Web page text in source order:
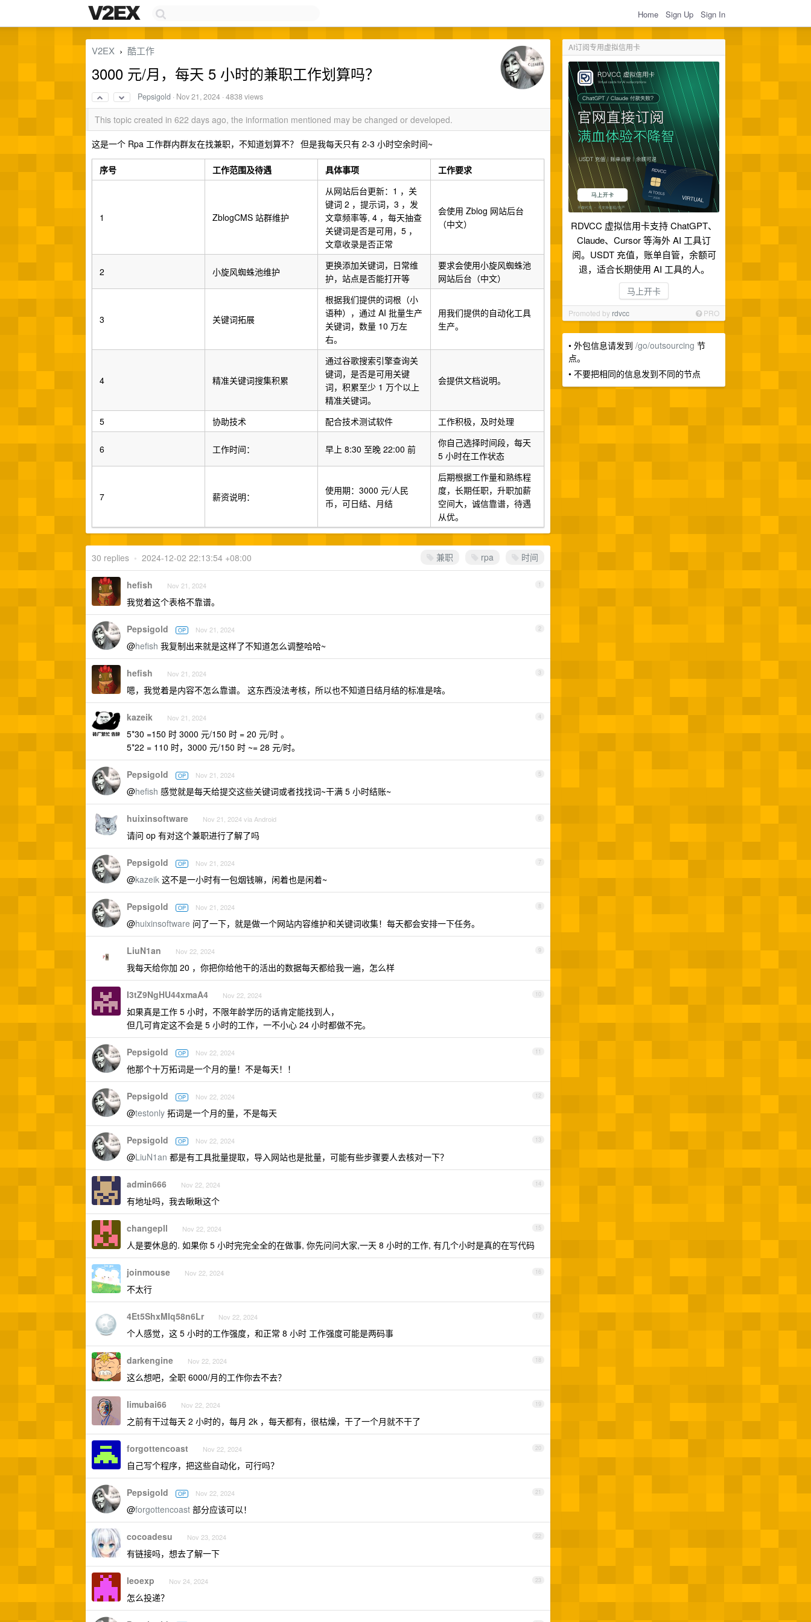
Home Sign Up Sign In
AI订阅专用虚拟信用卡
RDVCC 虚拟信用卡支持 ChatGPT、
Claude、Cursor 等海外 AI 工具订
阅。USDT 充值，账单自管，余额可
退，适合长期使用 AI 工具的人。
马上开卡
Promoted by rdvcc PRO
• 外包信息请发到 /go/outsourcing 节
点。
• 不要把相同的信息发到不同的节点
V2EX › 酷工作
3000 元/月，每天 5 小时的兼职工作划算吗？
Pepsigold · Nov 21, 2024 · 4838 views
This topic created in 622 days ago, the information mentioned may be changed or developed.
这是一个 Rpa 工作群内群友在找兼职，不知道划算不？ 但是我每天只有 2-3 小时空余时间~
序号 工作范围及待遇 具体事项 工作要求
1 ZblogCMS 站群维护
从网站后台更新：1 ，关
键词 2 ，提示词，3 ，发
文章频率等, 4 ，每天抽查
关键词是否是可用，5 ，
文章收录是否正常
会使用 Zblog 网站后台
（中文）
2 小旋风蜘蛛池维护
更换添加关键词，日常维
护，站点是否能打开等
要求会使用小旋风蜘蛛池
网站后台（中文）
3 关键词拓展
根据我们提供的词根（小
语种），通过 AI 批量生产
关键词，数量 10 万左
右。
用我们提供的自动化工具
生产。
4 精准关键词搜集积累
通过谷歌搜索引擎查询关
键词，是否是可用关键
词，积累至少 1 万个以上
精准关键词。
会提供文档说明。
5 协助技术 配合技术测试软件 工作积极，及时处理
6 工作时间： 早上 8:30 至晚 22:00 前
你自己选择时间段，每天
5 小时在工作状态
7 薪资说明：
使用期：3000 元/人民
币，可日结、月结
后期根据工作量和熟练程
度，长期任职，升职加薪
空间大，诚信靠谱，待遇
从优。
兼职 rpa 时间
30 replies • 2024-12-02 22:13:54 +08:00
1
hefish Nov 21, 2024
我觉着这个表格不靠谱。
2
Pepsigold OP Nov 21, 2024
@hefish 我复制出来就是这样了不知道怎么调整哈哈~
3
hefish Nov 21, 2024
嗯，我觉着是内容不怎么靠谱。 这东西没法考核，所以也不知道日结月结的标准是啥。
4
kazeik Nov 21, 2024
5*30 =150 时 3000 元/150 时 = 20 元/时 。
5*22 = 110 时，3000 元/150 时 ~= 28 元/时。
5
Pepsigold OP Nov 21, 2024
@hefish 感觉就是每天给提交这些关键词或者找找词~干满 5 小时结账~
6
huixinsoftware Nov 21, 2024 via Android
请问 op 有对这个兼职进行了解了吗
7
Pepsigold OP Nov 21, 2024
@kazeik 这不是一小时有一包烟钱嘛，闲着也是闲着~
8
Pepsigold OP Nov 21, 2024
@huixinsoftware 问了一下，就是做一个网站内容维护和关键词收集！每天都会安排一下任务。
9
LiuN1an Nov 22, 2024
我每天给你加 20 ，你把你给他干的活出的数据每天都给我一遍，怎么样
10
I3tZ9NgHU44xmaA4 Nov 22, 2024
如果真是工作 5 小时，不限年龄学历的话肯定能找到人，
但几可肯定这不会是 5 小时的工作，一不小心 24 小时都做不完。
11
Pepsigold OP Nov 22, 2024
他那个十万拓词是一个月的量！不是每天！！
12
Pepsigold OP Nov 22, 2024
@testonly 拓词是一个月的量，不是每天
13
Pepsigold OP Nov 22, 2024
@LiuN1an 都是有工具批量提取，导入网站也是批量，可能有些步骤要人去核对一下？
14
admin666 Nov 22, 2024
有地址吗，我去瞅瞅这个
15
changepll Nov 22, 2024
人是要休息的. 如果你 5 小时完完全全的在做事, 你先问问大家,一天 8 小时的工作, 有几个小时是真的在写代码
16
joinmouse Nov 22, 2024
不太行
17
4Et5ShxMIq58n6Lr Nov 22, 2024
个人感觉，这 5 小时的工作强度，和正常 8 小时 工作强度可能是两码事
18
darkengine Nov 22, 2024
这么想吧，全职 6000/月的工作你去不去？
19
limubai66 Nov 22, 2024
之前有干过每天 2 小时的，每月 2k ，每天都有，很枯燥，干了一个月就不干了
20
forgottencoast Nov 22, 2024
自己写个程序，把这些自动化，可行吗？
21
Pepsigold OP Nov 22, 2024
@forgottencoast 部分应该可以！
22
cocoadesu Nov 23, 2024
有链接吗，想去了解一下
23
leoexp Nov 24, 2024
怎么投递？